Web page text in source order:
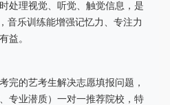
处理视觉、听觉、触觉信息，是
音乐训练能增强记忆力、专注力
益。
完的艺考生解决志愿填报问题，
专业潜质）一对一推荐院校，特